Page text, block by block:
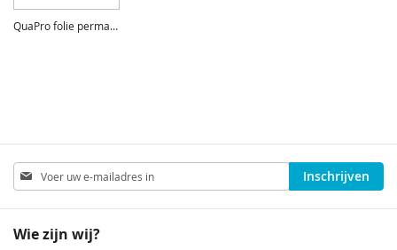
QuaPro folie permanent pvc-vrij
Abonneer
u
op
nieuwsbrief
Inschrijven
Wie zijn wij?